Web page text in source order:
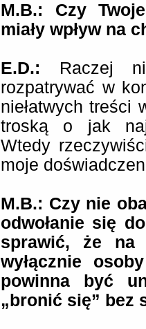
M.B.: Czy
miały wpływ na
E.D.: Raczej
rozpatrywać w
niełatwych treści
troską o jak
Wtedy
moje
M.B.: Czy nie
odwołanie się
sprawić, że na
wyłącznie
powinna być
„bronić się” bez